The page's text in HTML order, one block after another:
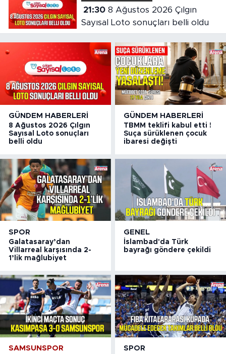
21:308 Ağustos 2026 Çılgın
Sayısal Loto sonuçları belli oldu
GÜNDEM HABERLERI
8 Ağustos 2026 Çılgın
Sayısal Loto sonuçları
belli oldu
GÜNDEM HABERLERI
TBMM teklifi kabul etti !
Suça sürüklenen çocuk
ibaresi değişti
SPOR
Galatasaray’dan
Villarreal karşısında 2-
1’lik mağlubiyet
GENEL
İslambad'da Türk
bayrağı göndere çekildi
SAMSUNSPOR SPOR